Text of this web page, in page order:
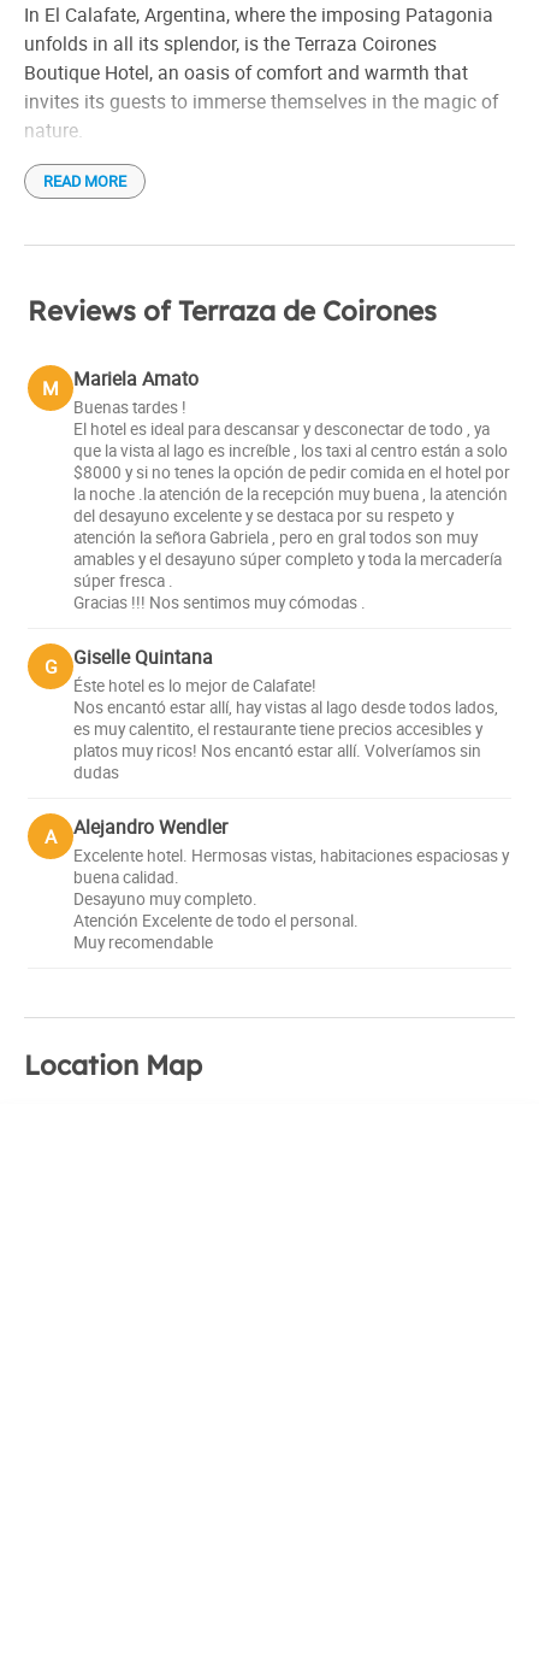
In El Calafate, Argentina, where the imposing Patagonia
unfolds in all its splendor, is the Terraza Coirones
Boutique Hotel, an oasis of comfort and warmth that
invites its guests to immerse themselves in the magic of
nature.
Located on a hill, Terraza Coirones receives its name from
provide it with a unique setting. From its privileged
encompass Lake Argentino, the majestic Cordón Cazorla
More than just accommodation, Terraza Coirones is a
refuge that invites relaxation and enjoyment. Its rustic and
cozy architecture, in perfect harmony with the natural
environment, is complemented by a warm and modern
decoration, where every detail is taken care of to provide a
memorable experience.
The rooms, spacious and bright, have large windows that
They are equipped with all the necessary amenities to
ensure a pleasant stay, including comfortable beds,
central heating, free Wi-Fi and a private bathroom.
READ MORE
Reviews of Terraza de Coirones
M Mariela Amato
Buenas tardes !
El hotel es ideal para descansar y desconectar de todo , ya
que la vista al lago es increíble , los taxi al centro están a solo
$8000 y si no tenes la opción de pedir comida en el hotel por
la noche .la atención de la recepción muy buena , la atención
del desayuno excelente y se destaca por su respeto y
atención la señora Gabriela , pero en gral todos son muy
amables y el desayuno súper completo y toda la mercadería
súper fresca .
Gracias !!! Nos sentimos muy cómodas .
G Giselle Quintana
Éste hotel es lo mejor de Calafate!
Nos encantó estar allí, hay vistas al lago desde todos lados,
es muy calentito, el restaurante tiene precios accesibles y
platos muy ricos! Nos encantó estar allí. Volveríamos sin
dudas
A Alejandro Wendler
Excelente hotel. Hermosas vistas, habitaciones espaciosas y
buena calidad.
Desayuno muy completo.
Atención Excelente de todo el personal.
Muy recomendable
Location Map